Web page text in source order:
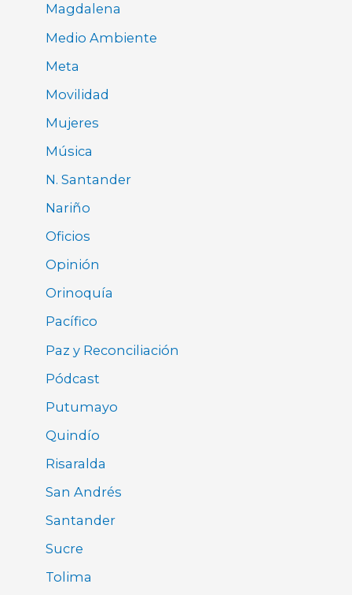
Magdalena
Medio Ambiente
Meta
Movilidad
Mujeres
Música
N. Santander
Nariño
Oficios
Opinión
Orinoquía
Pacífico
Paz y Reconciliación
Pódcast
Putumayo
Quindío
Risaralda
San Andrés
Santander
Sucre
Tolima